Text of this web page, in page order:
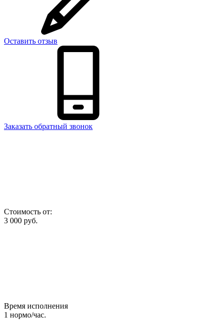
Оставить отзыв
Заказать обратный звонок
Стоимость от:
3 000 руб.
Время исполнения
1 нормо/час.